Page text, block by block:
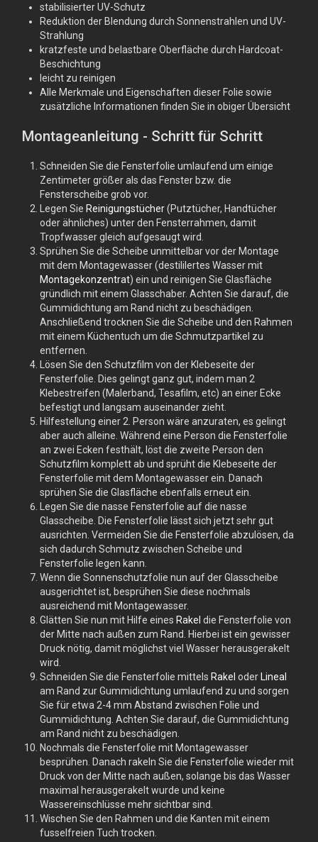
stabilisierter UV-Schutz
Reduktion der Blendung durch Sonnenstrahlen und UV-
Strahlung
kratzfeste und belastbare Oberfläche durch Hardcoat-
Beschichtung
leicht zu reinigen
Alle Merkmale und Eigenschaften dieser Folie sowie
zusätzliche Informationen finden Sie in obiger Übersicht
Montageanleitung - Schritt für Schritt
Schneiden Sie die Fensterfolie umlaufend um einige
Zentimeter größer als das Fenster bzw. die
Fensterscheibe grob vor.
Legen SieReinigungstücher(Putztücher, Handtücher
oder ähnliches) unter den Fensterrahmen, damit
Tropfwasser gleich aufgesaugt wird.
Sprühen Sie die Scheibe unmittelbar vor der Montage
mit dem Montagewasser (destililertes Wasser mit
Montagekonzentrat) ein und reinigen Sie Glasfläche
gründlich mit einem Glasschaber. Achten Sie darauf, die
Gummidichtung am Rand nicht zu beschädigen.
Anschließend trocknen Sie die Scheibe und den Rahmen
mit einem Küchentuch um die Schmutzpartikel zu
entfernen.
Lösen Sie den Schutzfilm von der Klebeseite der
Fensterfolie. Dies gelingt ganz gut, indem man 2
Klebestreifen (Malerband, Tesafilm, etc) an einer Ecke
befestigt und langsam auseinander zieht.
Hilfestellung einer 2. Person wäre anzuraten, es gelingt
aber auch alleine. Während eine Person die Fensterfolie
an zwei Ecken festhält, löst die zweite Person den
Schutzfilm komplett ab und sprüht die Klebeseite der
Fensterfolie mit dem Montagewasser ein. Danach
sprühen Sie die Glasfläche ebenfalls erneut ein.
Legen Sie die nasse Fensterfolie auf die nasse
Glasscheibe. Die Fensterfolie lässt sich jetzt sehr gut
ausrichten. Vermeiden Sie die Fensterfolie abzulösen, da
sich dadurch Schmutz zwischen Scheibe und
Fensterfolie legen kann.
Wenn die Sonnenschutzfolie nun auf der Glasscheibe
ausgerichtet ist, besprühen Sie diese nochmals
ausreichend mit Montagewasser.
Glätten Sie nun mit Hilfe einesRakel die Fensterfolie von
der Mitte nach außen zum Rand. Hierbei ist ein gewisser
Druck nötig, damit möglichst viel Wasser herausgerakelt
wird.
Schneiden Sie die Fensterfolie mittelsRakel oderLineal
am Rand zur Gummidichtung umlaufend zu und sorgen
Sie für etwa 2-4 mm Abstand zwischen Folie und
Gummidichtung. Achten Sie darauf, die Gummidichtung
am Rand nicht zu beschädigen.
Nochmals die Fensterfolie mit Montagewasser
besprühen. Danach rakeln Sie die Fensterfolie wieder mit
Druck von der Mitte nach außen, solange bis das Wasser
maximal herausgerakelt wurde und keine
Wassereinschlüsse mehr sichtbar sind.
Wischen Sie den Rahmen und die Kanten mit einem
fusselfreien Tuch trocken.